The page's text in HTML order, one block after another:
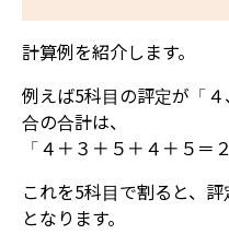
計算例を紹介します。
例えば5科目の評定が「
合の合計は、
「４＋３＋５＋４＋５＝
これを5科目で割ると、
となります。